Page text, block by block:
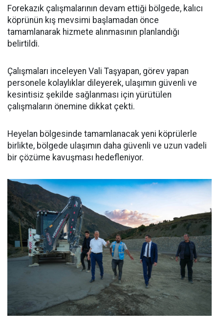
Forekazık çalışmalarının devam ettiği bölgede, kalıcı
köprünün kış mevsimi başlamadan önce
tamamlanarak hizmete alınmasının planlandığı
belirtildi.
Çalışmaları inceleyen Vali Taşyapan, görev yapan
personele kolaylıklar dileyerek, ulaşımın güvenli ve
kesintisiz şekilde sağlanması için yürütülen
çalışmaların önemine dikkat çekti.
Heyelan bölgesinde tamamlanacak yeni köprülerle
birlikte, bölgede ulaşımın daha güvenli ve uzun vadeli
bir çözüme kavuşması hedefleniyor.